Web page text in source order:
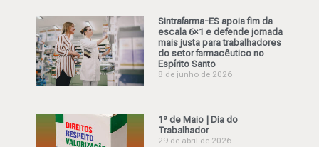
Sintrafarma-ES apoia fim da
escala 6×1 e defende jornada
mais justa para trabalhadores
do setor farmacêutico no
Espírito Santo
8 de junho de 2026
1º de Maio | Dia do
Trabalhador
29 de abril de 2026